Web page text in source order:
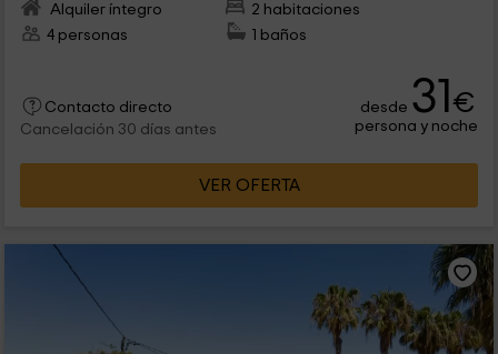
Alquiler íntegro
2 habitaciones
4 personas
1 baños
Contacto directo
Cancelación 30 días antes
desde 31€
persona y noche
VER OFERTA